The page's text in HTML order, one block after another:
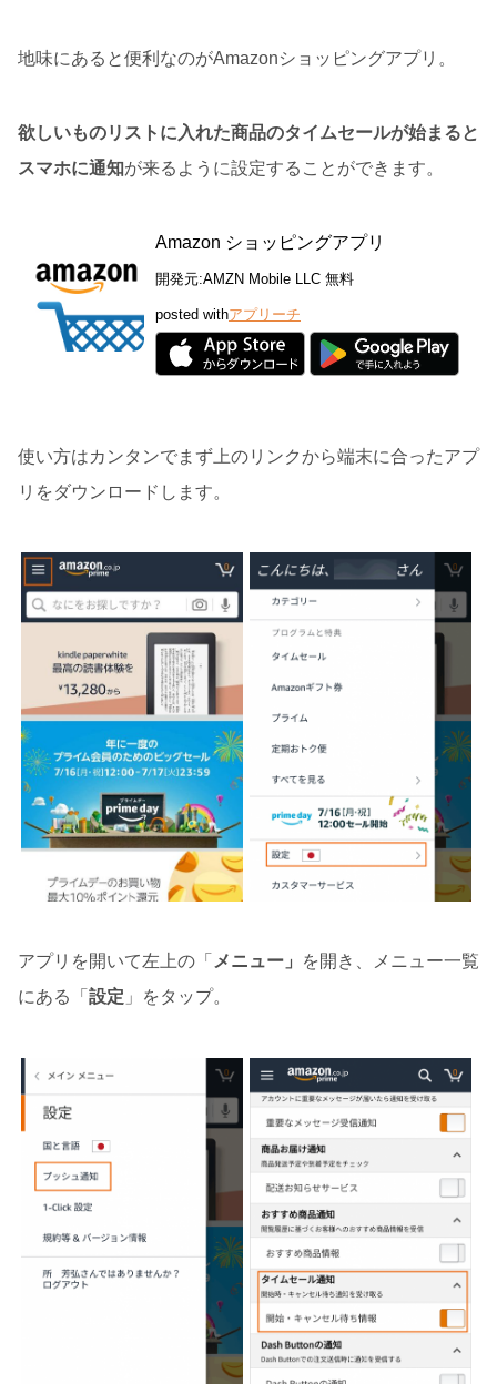
地味にあると便利なのがAmazonショッピングアプリ。
欲しいものリストに入れた商品のタイムセールが始まると
スマホに通知が来るように設定することができます。
Amazon ショッピングアプリ
開発元:AMZN Mobile LLC 無料
posted withアプリーチ
使い方はカンタンでまず上のリンクから端末に合ったアプ
リをダウンロードします。
アプリを開いて左上の「 メニュー」
を開き、メニュー一覧
にある「 設定 」をタップ。